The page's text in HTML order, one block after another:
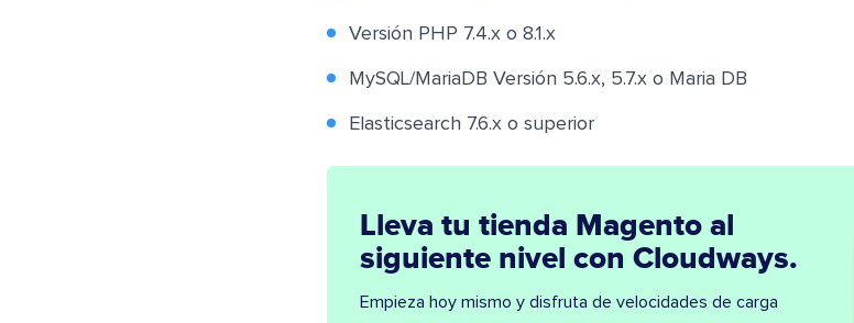
Versión PHP 7.4.x o 8.1.x
MySQL/MariaDB Versión 5.6.x, 5.7.x o Maria DB
Elasticsearch 7.6.x o superior
Lleva tu tienda Magento al
siguiente nivel con Cloudways.
Empieza hoy mismo y disfruta de velocidades de carga